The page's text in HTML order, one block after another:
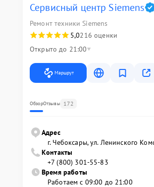
Сервисный центр Siemens
Ремонт техники Siemens
5,0216 оценки
Открыто до 21:00
Маршрут
ОбзорОтзывы 172
Адрес
г. Чебоксары, ул. Ленинского
Контакты
+7 (800) 301-55-83
Время работы
Работаем с 09:00 до 21:00